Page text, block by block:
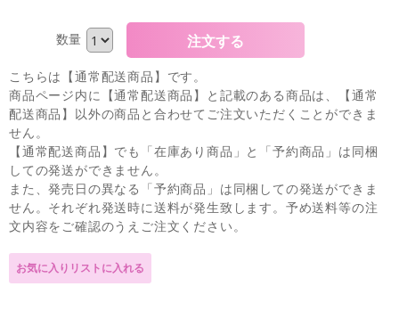
数量
こちらは【通常配送商品】です。
商品ページ内に【通常配送商品】と記載のある商品は、【通常
配送商品】以外の商品と合わせてご注文いただくことができま
せん。
【通常配送商品】でも「在庫あり商品」と「予約商品」は同梱
しての発送ができません。
また、発売日の異なる「予約商品」は同梱しての発送ができま
せん。それぞれ発送時に送料が発生致します。予め送料等の注
文内容をご確認のうえご注文ください。